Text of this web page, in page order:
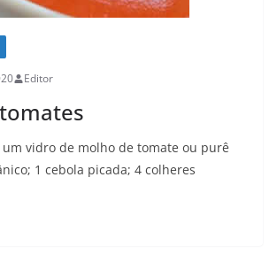
Editor
um vidro de molho de tomate ou purê
1 cebola picada; 4 colheres